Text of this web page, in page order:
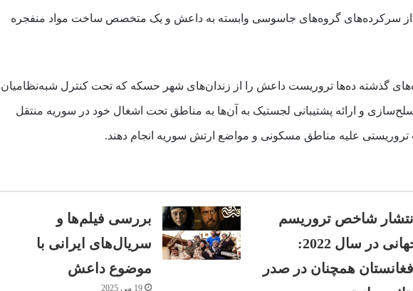
از سرکرده‌های گروه‌های جاسوسی وابسته به داعش و یک متخصص ساخت مواد منفجره
گذشته ده‌ها تروریست داعش را از زندان‌های شهر حسکه ‌که تحت کنترل شبه‌نظامیان
و ارائه پشتیبانی لجستیک به آن‌ها به مناطق تحت اشغال خود در سوریه منتقل
تروریستی علیه مناطق مسکونی و مواضع ارتش سوریه انجام دهند.
انتشار شاخص تروریسم
جهانی در سال 2022:
افغانستان همچنان در صدر
بررسی فیلم‌ها و
سریال‌های ایرانی با
موضوع داعش
19 می 2025
واشنگتن: حمله تروریستی در نیویورک خنثی
شد